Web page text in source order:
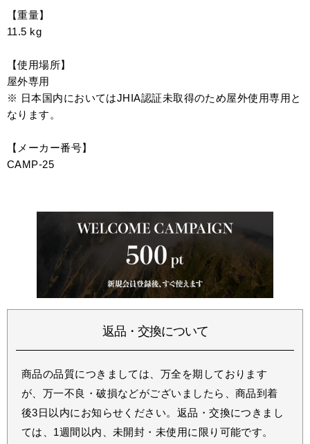
【重量】
11.5 kg
【使用場所】
屋外専用
※ 日本国内においてはJHIA認証未取得のため屋外使用専用と
なります。
【メーカー番号】
CAMP-25
返品・交換について
商品の品質につきましては、万全を期しております
が、万一不良・破損などがございましたら、商品到着
後3日以内にお知らせください。返品・交換につきまし
ては、1週間以内、未開封・未使用に限り可能です。